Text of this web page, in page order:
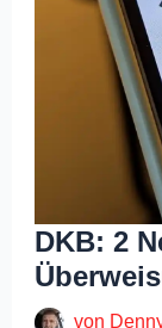
DKB: 2
von